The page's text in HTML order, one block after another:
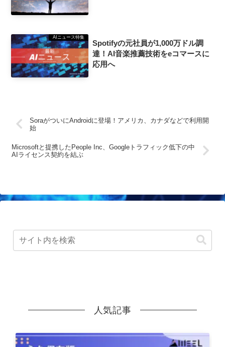
AIニュース特集
Spotifyの元社員が1,000万ドル調
達！AI音楽推薦技術をeコマースに
応用へ
SoraがついにAndroidに登場！アメリカ、カナダなどで利用開
始
Microsoftと提携したPeople Inc、Googleトラフィック低下の中
AIライセンス契約を結ぶ
人気記事